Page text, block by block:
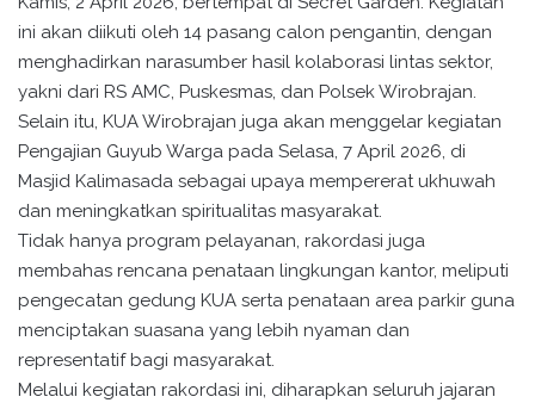
ini akan diikuti oleh 14 pasang calon pengantin, dengan
menghadirkan narasumber hasil kolaborasi lintas sektor,
yakni dari RS AMC, Puskesmas, dan Polsek Wirobrajan.
Selain itu, KUA Wirobrajan juga akan menggelar kegiatan
Pengajian Guyub Warga pada Selasa, 7 April 2026, di
Masjid Kalimasada sebagai upaya mempererat ukhuwah
dan meningkatkan spiritualitas masyarakat.
Tidak hanya program pelayanan, rakordasi juga
membahas rencana penataan lingkungan kantor, meliputi
pengecatan gedung KUA serta penataan area parkir guna
menciptakan suasana yang lebih nyaman dan
representatif bagi masyarakat.
Melalui kegiatan rakordasi ini, diharapkan seluruh jajaran